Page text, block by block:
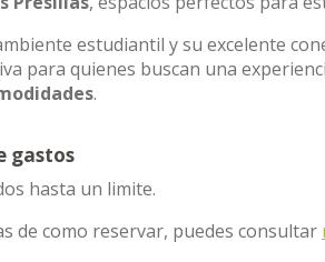
estudiantil y su excelente
para quienes buscan una
.
gastos
hasta un limite.
de como reservar, puedes consultar